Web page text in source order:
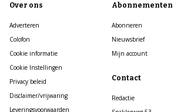
Over ons
Adverteren
Colofon
Cookie informatie
Cookie Instellingen
Privacy beleid
Disclaimer/vrijwaring
Leveringsvoorwaarden
Abonnementen
Abonneren
Nieuwsbrief
Mijn account
Contact
Redactie